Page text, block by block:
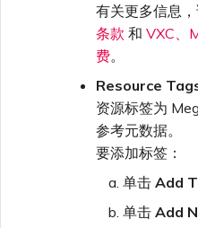
有关更多信息
条款 和 VXC、
费。
Resource
资源标签为
参考元数据。
要添加标签：
单击 Add
单击 Add